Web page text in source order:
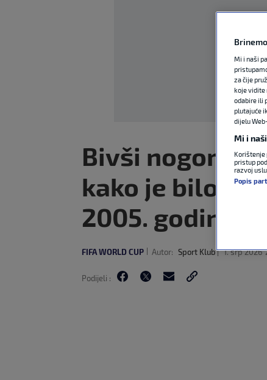
Bivši
kako je bilo
2005. godine’
FIFA WORLD CUP Autor: Sport Klub 1. srp 2026
Podijeli :
Mi i naši
za čije
koje vidite
odabire ili
plutajuće
dijelu
Mi i
Korištenje
pristup
razvoj
Popis